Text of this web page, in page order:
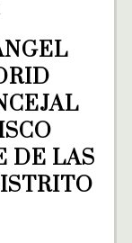
DE LAS